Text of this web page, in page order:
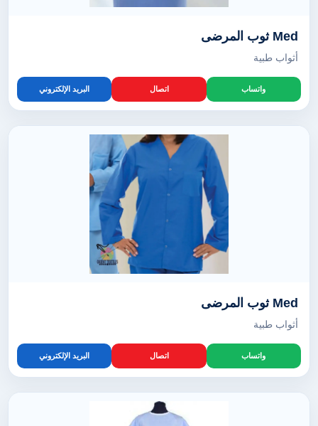
Med ثوب المرضى
أثواب طبية
واتساب اتصال البريد الإلكتروني
Med ثوب المرضى
أثواب طبية
واتساب اتصال البريد الإلكتروني